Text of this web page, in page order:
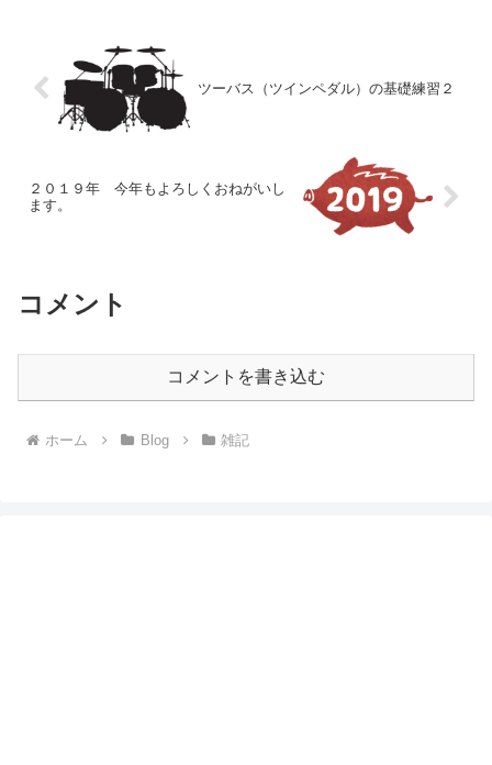
ツーバス（ツインペダル）の基礎練習２
２０１９年 今年もよろしくおねがいし
ます。
コメント
コメントを書き込む
ホーム Blog 雑記